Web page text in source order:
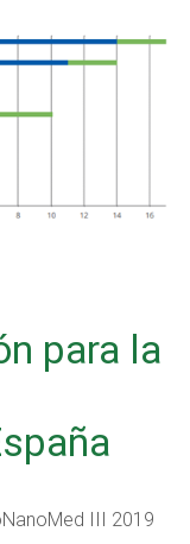
para la
III 2019